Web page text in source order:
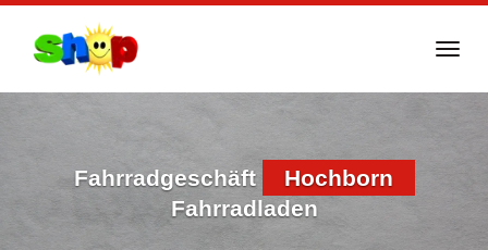
Fahrradgeschäft
Hochborn
Fahrradladen